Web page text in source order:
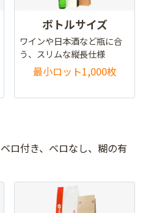
ボトルサイズ
ワインや日本酒など瓶に合
う、スリムな縦長仕様
最小ロット1,000枚
ロ付き、ベロなし、糊の有